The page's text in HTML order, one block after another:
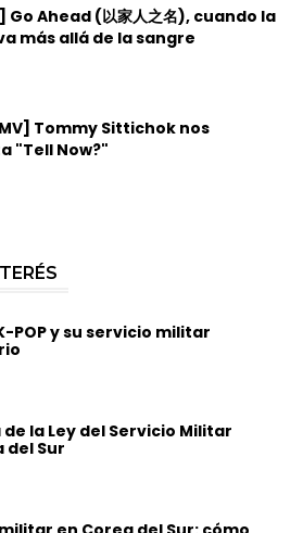
Go Ahead (以家人之名), cuando la
más allá de la sangre
MV] Tommy Sittichok nos
"Tell Now?"
POP y su servicio militar
la Ley del Servicio Militar
del Sur